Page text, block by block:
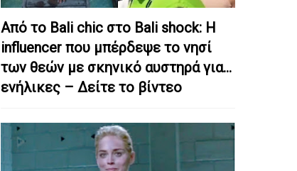
Από το Bali chic στο Bali shock: Η
influencer που μπέρδεψε το νησί
των θεών με σκηνικό αυστηρά για…
ενήλικες – Δείτε το βίντεο